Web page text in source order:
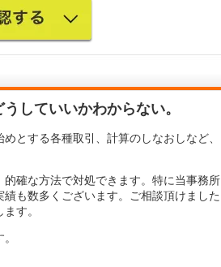
していいかわからない。
とする各種取引、計算のしなおしなど、
確な方法で対処できます。特に当事務所
も数多くございます。ご相談頂けました
す。